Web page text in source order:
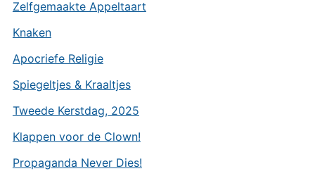
Zelfgemaakte Appeltaart
Knaken
Apocriefe Religie
Spiegeltjes & Kraaltjes
Tweede Kerstdag, 2025
Klappen voor de Clown!
Propaganda Never Dies!